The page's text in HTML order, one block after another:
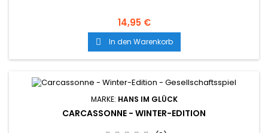
14,95 €
 In den Warenkorb
MARKE: HANS IM GLÜCK
CARCASSONNE - WINTER-EDITION